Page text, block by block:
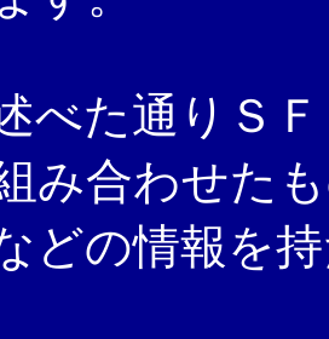
べた通りＳ
み合わせた
どの情報を